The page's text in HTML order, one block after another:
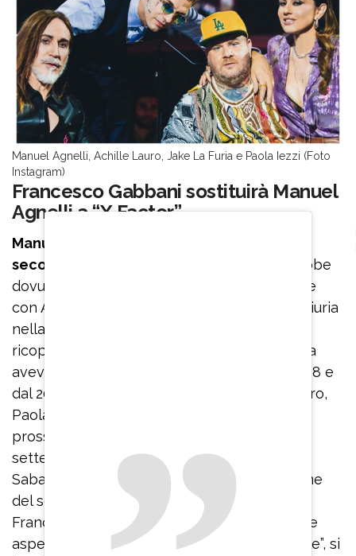
Manuel Agnelli, Achille Lauro, Jake La Furia e Paola Iezzi (Foto
Instagram)
Francesco Gabbani sostituirà Manuel
Agnelli a “X Factor”
Manuel Agnelli non commenta la voce
secondo cui il suo addio a “X Factor”
sarebbe
dovuto a presunti dissidi con la produzione e
con Achille Lauro entrato a far parte della giuria
nella scorsa edizione. Il rocker era tornato a
ricoprire il ruolo di giudice lo scorso anno ma
aveva già fatto parte del cast dal 2016 al 2018 e
dal 2020 al 2021. Confermatissimi Achille Lauro,
Paola Iezzi e Jake La Furia. Al timone della
prossima edizione di “X Factor” al via a
settembre ci sarà ancora una volta Giorgia.
Sabato 31 maggio è stato ufficializzato il nome
del sostituto di Manuel Agnelli. Si tratta di
Francesco Gabbani. “E’ il colpo di fulmine che
aspettavamo: talento, ironia, visione musicale”, si